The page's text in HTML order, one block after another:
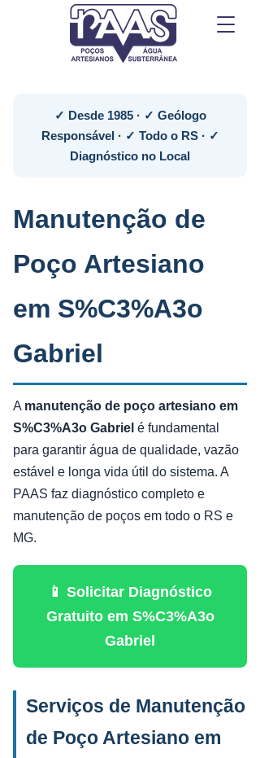
✓ Desde 1985 · ✓ Geólogo
Responsável · ✓ Todo o RS · ✓
Diagnóstico no Local
Manutenção de
Poço Artesiano
em S%C3%A3o
Gabriel
A manutenção de poço artesiano em
S%C3%A3o Gabriel é fundamental
para garantir água de qualidade, vazão
estável e longa vida útil do sistema. A
PAAS faz diagnóstico completo e
manutenção de poços em todo o RS e
MG.
📱 Solicitar Diagnóstico
Gratuito em S%C3%A3o
Gabriel
Serviços de Manutenção
de Poço Artesiano em